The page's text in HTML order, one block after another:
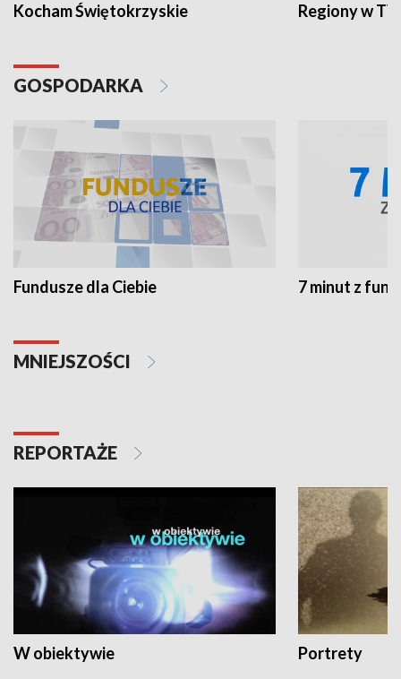
Kocham Świętokrzyskie Regiony w
GOSPODARKA
Fundusze dla Ciebie 7 minut z
MNIEJSZOŚCI
REPORTAŻE
W obiektywie Portrety